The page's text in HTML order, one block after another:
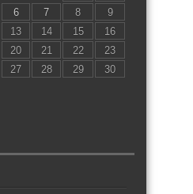
6 7 8
9
13 14 15
16
20 21 22
23
27 28 29
30